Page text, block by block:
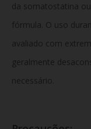
da somatostatina
fórmula. O uso
avaliado com
geralmente
necessário.